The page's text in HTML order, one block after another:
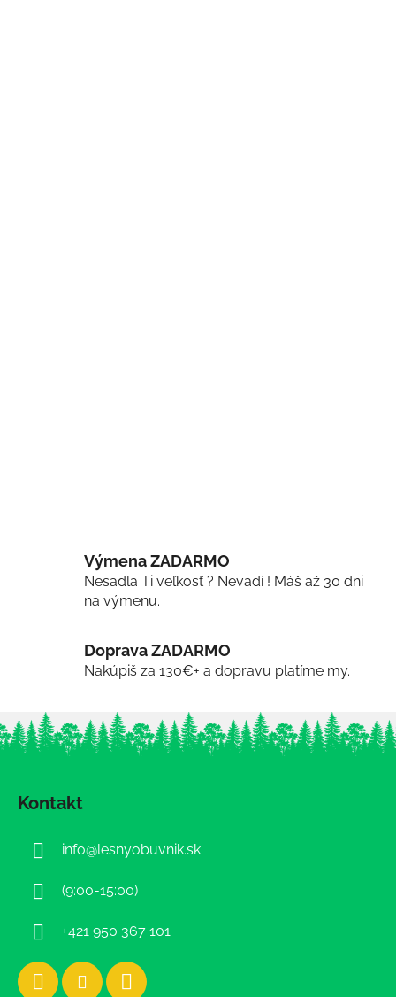
Výmena ZADARMO
Nesadla Ti veľkosť ? Nevadí ! Máš až 30 dni
na výmenu.
Doprava ZADARMO
Nakúpiš za 130€+ a dopravu platíme my.
Kontakt
info@lesnyobuvnik.sk
(9:00-15:00)
+421 950 367 101